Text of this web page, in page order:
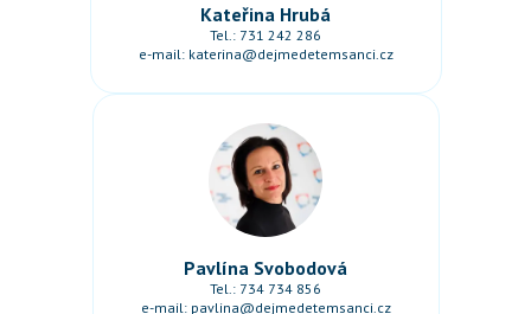
Kateřina Hrubá
Tel.: 731 242 286
e-mail: katerina@dejmedetemsanci.cz
Pavlína Svobodová
Tel.: 734 734 856
e-mail: pavlina@dejmedetemsanci.cz